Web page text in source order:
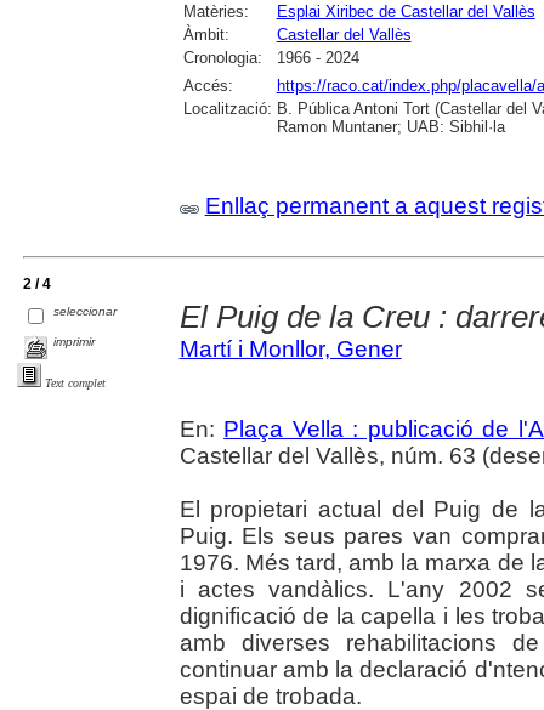
Matèries:
Esplai Xiribec de Castellar del Vallès
Àmbit:
Castellar del Vallès
Cronologia:
1966 - 2024
Accés:
https://raco.cat/index.php/placavella/
Localització: B. Pública Antoni Tort (Castellar del
Ramon Muntaner; UAB: Sibhil·la
Enllaç permanent a aquest
2 / 4
seleccionar
imprimir
Text complet
El Puig de la Creu :
Martí i Monllor, Gener
En: Plaça Vella : publicació de
Castellar del Vallès, núm. 63
El propietari actual del Puig de
Puig. Els seus pares van
1976. Més tard, amb la marxa de
i actes vandàlics. L'any 2002
dignificació de la capella i les
amb diverses rehabilitacions
continuar amb la declaració
espai de trobada.